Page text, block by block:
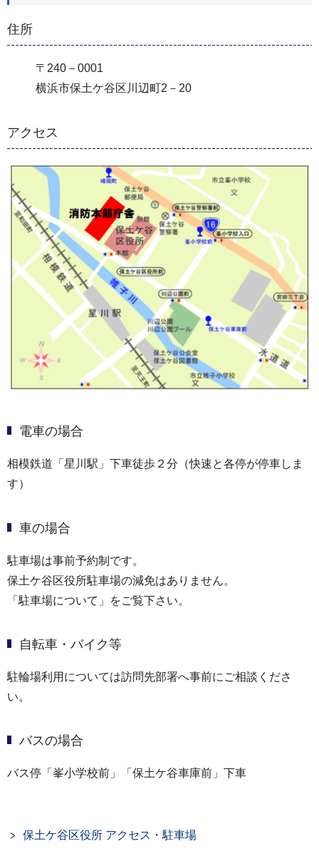
住所
〒240－0001
横浜市保土ケ谷区川辺町2－20
アクセス
電車の場合
相模鉄道「星川駅」下車徒歩２分（快速と各停が停車しま
す）
車の場合
駐車場は事前予約制です。
保土ケ谷区役所駐車場の減免はありません。
「駐車場について」をご覧下さい。
自転車・バイク等
駐輪場利用については訪問先部署へ事前にご相談くださ
い。
バスの場合
バス停「峯小学校前」「保土ケ谷車庫前」下車
保土ケ谷区役所 アクセス・駐車場